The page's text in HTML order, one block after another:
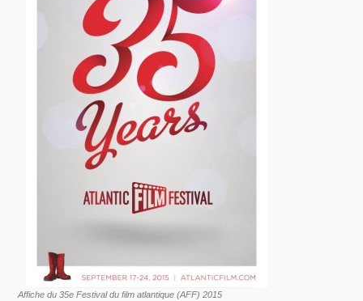
Affiche du 35e Festival du film atlantique (AFF) 2015